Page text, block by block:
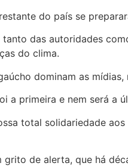
do país se
tanto das autoridades
do clima.
dominam as
a primeira e nem será a
total solidariedade
grito de alerta, que há